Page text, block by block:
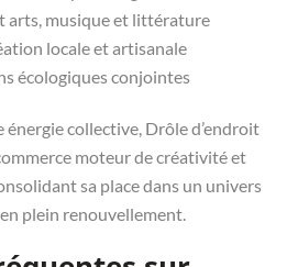
arts, musique et littérature
locale et artisanale
écologiques conjointes
énergie collective, Drôle d’endroit
moteur de créativité et
sa place dans un univers
plein renouvellement.